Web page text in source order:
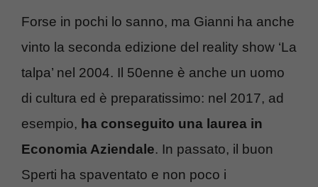
Forse in pochi lo sanno, ma Gianni ha anche
vinto la seconda edizione del reality show ‘La
talpa’ nel 2004. Il 50enne è anche un uomo
di cultura ed è preparatissimo: nel 2017, ad
esempio, ha conseguito una laurea in
Economia Aziendale. In passato, il buon
Sperti ha spaventato e non poco i